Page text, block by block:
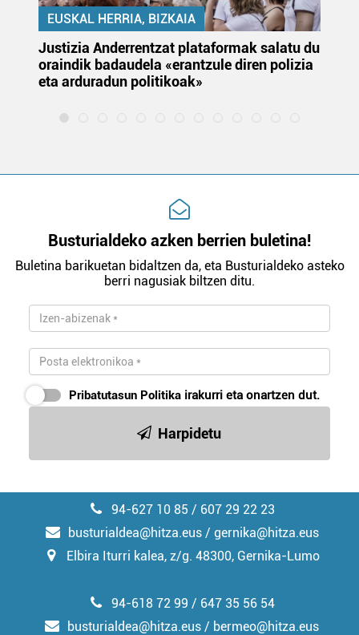
EUSKAL HERRIA, BIZKAIA
Justizia Anderrentzat plataformak salatu du
oraindik badaudela «erantzule diren polizia
eta arduradun politikoak»
Busturialdeko azken berrien buletina!
Buletina barikuetan bidaltzen da, eta Busturialdeko asteko
berri nagusiak biltzen ditu.
Pribatutasun Politika irakurri eta onartzen dut.
Harpidetu
94-627 10 85 / 607 29 22 23
busturialdea@hitza.eus / gernika@hitza.eus
Elbira Iturri kalea, z/g. 48300, Gernika-Lumo
94-618 72 99 / 647 35 56 54
busturialdea@hitza.eus / bermeo@hitza.eus